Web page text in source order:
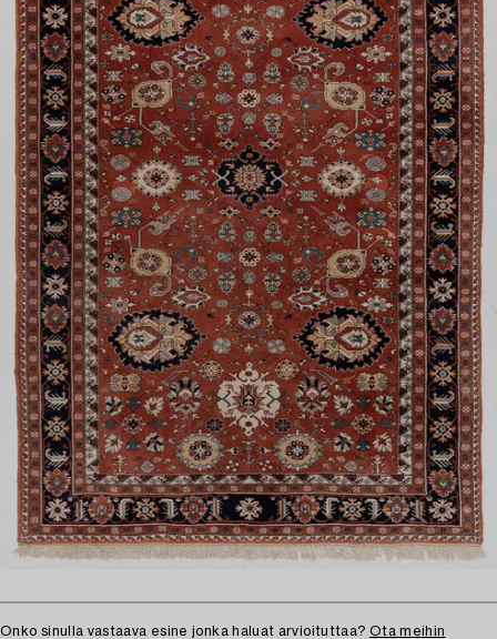
Onko sinulla vastaava esine jonka haluat arvioituttaa? Ota meihin